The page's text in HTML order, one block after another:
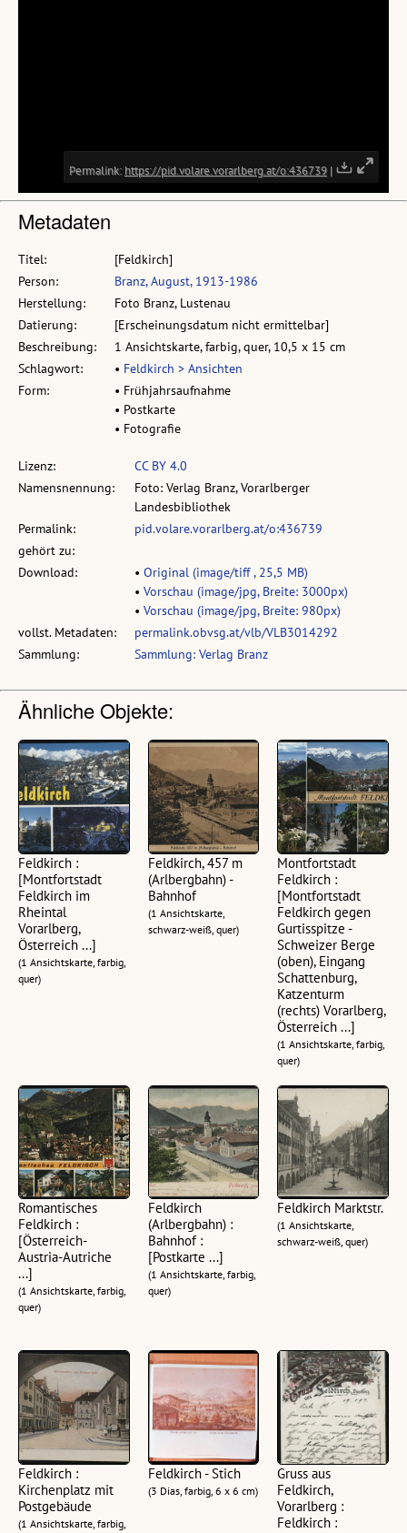
Metadaten
Titel:
[Feldkirch]
Person:
Branz, August, 1913-1986
Herstellung:
Foto Branz, Lustenau
Datierung:
[Erscheinungsdatum nicht ermittelbar]
Beschreibung:
1 Ansichtskarte, farbig, quer, 10,5 x 15 cm
Schlagwort:
• Feldkirch > Ansichten
Form:
• Frühjahrsaufnahme
• Postkarte
• Fotografie
Lizenz:
CC BY 4.0
Namensnennung:
Foto: Verlag Branz, Vorarlberger
Landesbibliothek
Permalink:
pid.volare.vorarlberg.at/o:436739
gehört zu:
Download:
• Original (image/tiff , 25,5 MB)
• Vorschau (image/jpg, Breite: 3000px)
• Vorschau (image/jpg, Breite: 980px)
vollst. Metadaten:
permalink.obvsg.at/vlb/VLB3014292
Sammlung:
Sammlung: Verlag Branz
Ähnliche Objekte:
Feldkirch :
[Montfortstadt
Feldkirch im
Rheintal
Vorarlberg,
Österreich ...]
(1 Ansichtskarte, farbig,
quer)
Feldkirch, 457 m
(Arlbergbahn) -
Bahnhof
(1 Ansichtskarte,
schwarz-weiß, quer)
Montfortstadt
Feldkirch :
[Montfortstadt
Feldkirch gegen
Gurtisspitze -
Schweizer Berge
(oben), Eingang
Schattenburg,
Katzenturm
(rechts) Vorarlberg,
Österreich ...]
(1 Ansichtskarte, farbig,
quer)
Romantisches
Feldkirch :
[Österreich-
Austria-Autriche
...]
(1 Ansichtskarte, farbig,
quer)
Feldkirch
(Arlbergbahn) :
Bahnhof :
[Postkarte ...]
(1 Ansichtskarte, farbig,
quer)
Feldkirch Marktstr.
(1 Ansichtskarte,
schwarz-weiß, quer)
Feldkirch :
Kirchenplatz mit
Postgebäude
(1 Ansichtskarte, farbig,
Feldkirch - Stich
(3 Dias, farbig, 6 x 6 cm)
Gruss aus
Feldkirch,
Vorarlberg :
Feldkirch :